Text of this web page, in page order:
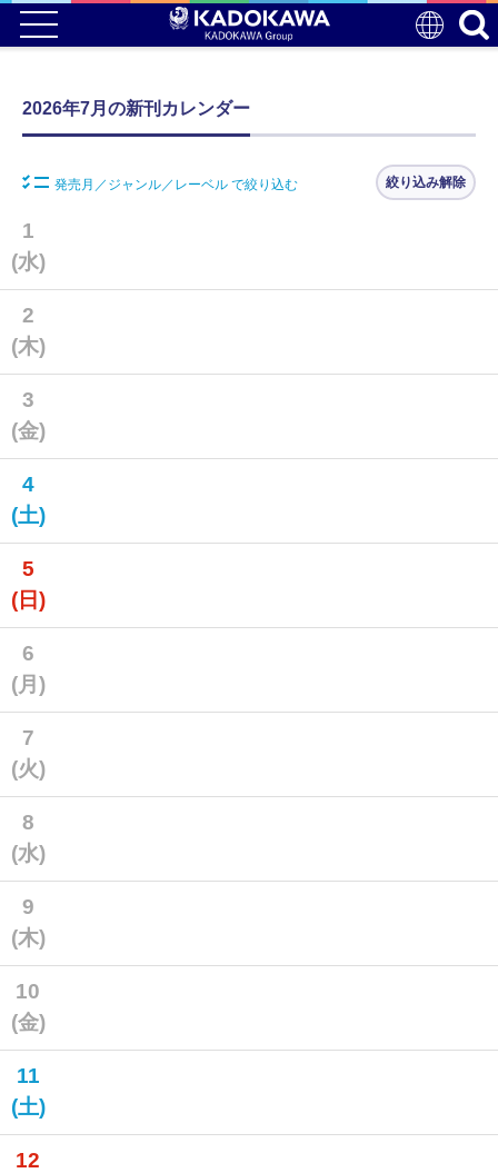
2026年7月の新刊カレンダー
発売月／ジャンル／レーベル で絞り込む 絞り込み解除
1
(水)
2
(木)
3
(金)
4
(土)
5
(日)
6
(月)
7
(火)
8
(水)
9
(木)
10
(金)
11
(土)
12